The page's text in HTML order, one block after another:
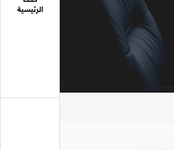
الرئيسية